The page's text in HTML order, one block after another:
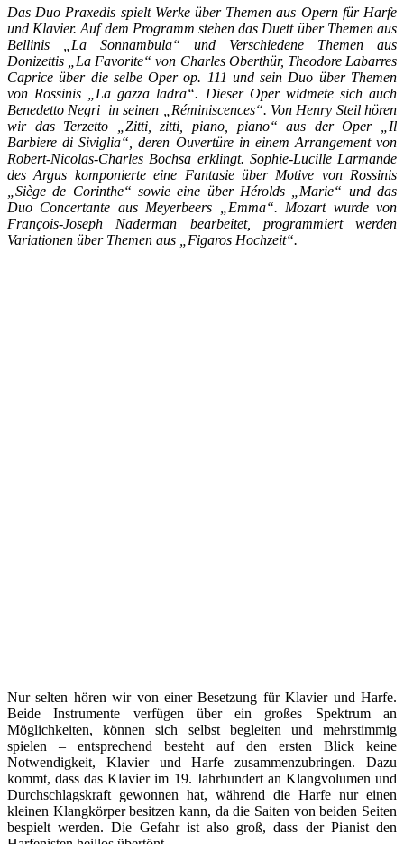
Das Duo Praxedis spielt Werke über Themen aus Opern für Harfe
und Klavier. Auf dem Programm stehen das Duett über Themen aus
Bellinis „La Sonnambula“ und Verschiedene Themen aus
Donizettis „La Favorite“ von Charles Oberthür, Theodore Labarres
Caprice über die selbe Oper op. 111 und sein Duo über Themen
von Rossinis „La gazza ladra“. Dieser Oper widmete sich auch
Benedetto Negri in seinen „Réminiscences“. Von Henry Steil hören
wir das Terzetto „Zitti, zitti, piano, piano“ aus der Oper „Il
Barbiere di Siviglia“, deren Ouvertüre in einem Arrangement von
Robert-Nicolas-Charles Bochsa erklingt. Sophie-Lucille Larmande
des Argus komponierte eine Fantasie über Motive von Rossinis
„Siège de Corinthe“ sowie eine über Hérolds „Marie“ und das
Duo Concertante aus Meyerbeers „Emma“. Mozart wurde von
François-Joseph Naderman bearbeitet, programmiert werden
Variationen über Themen aus „Figaros Hochzeit“.
Nur selten hören wir von einer Besetzung für Klavier und Harfe.
Beide Instrumente verfügen über ein großes Spektrum an
Möglichkeiten, können sich selbst begleiten und mehrstimmig
spielen – entsprechend besteht auf den ersten Blick keine
Notwendigkeit, Klavier und Harfe zusammenzubringen. Dazu
kommt, dass das Klavier im 19. Jahrhundert an Klangvolumen und
Durchschlagskraft gewonnen hat, während die Harfe nur einen
kleinen Klangkörper besitzen kann, da die Saiten von beiden Seiten
bespielt werden. Die Gefahr ist also groß, dass der Pianist den